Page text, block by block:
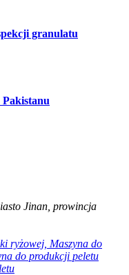
granulatu
Pakistanu
Jinan, prowincja
ryżowej, Maszyna do
do produkcji peletu